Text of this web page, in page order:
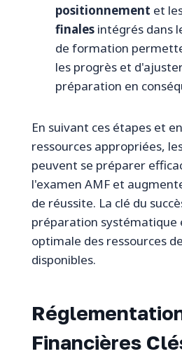
positionnement et
finalesintégrés dans
de formation
les progrès et
préparation en
En suivant ces étapes et
ressources appropriées,
peuvent se préparer
l'examen AMF et
de réussite. La clé du
préparation systématique
optimale des ressources
disponibles.
Financières